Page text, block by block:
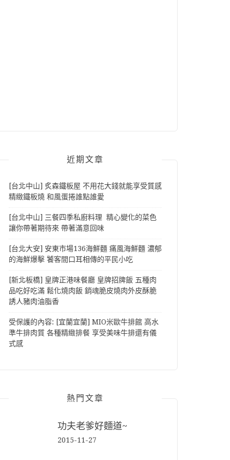
近期文章
[台北中山] 炙森鐵板屋 不用花大錢就能享受質感
精緻鐵板燒 和風蛋捲誰點誰愛
[台北中山] 三餐四季私廚料理 精心變化的菜色
讓你帶著期待來 帶著滿意回味
[台北大安] 安東市場136海鮮麵 痛風海鮮麵 濃郁
的海鮮爆擊 饕客間口耳相傳的平民小吃
[新北板橋] 皇牌正港味餐廳 皇牌招牌飯 五種肉
品吃好吃滿 鬆化燒肉飯 銷魂脆皮燒肉外皮酥脆
誘人豬肉油脂香
受保護的內容: [宜蘭宜蘭] MIO米歐牛排館 高水
準牛排肉質 各種精緻排餐 享受美味牛排還有儀
式感
熱門文章
功夫老爹好麵道~
2015-11-27